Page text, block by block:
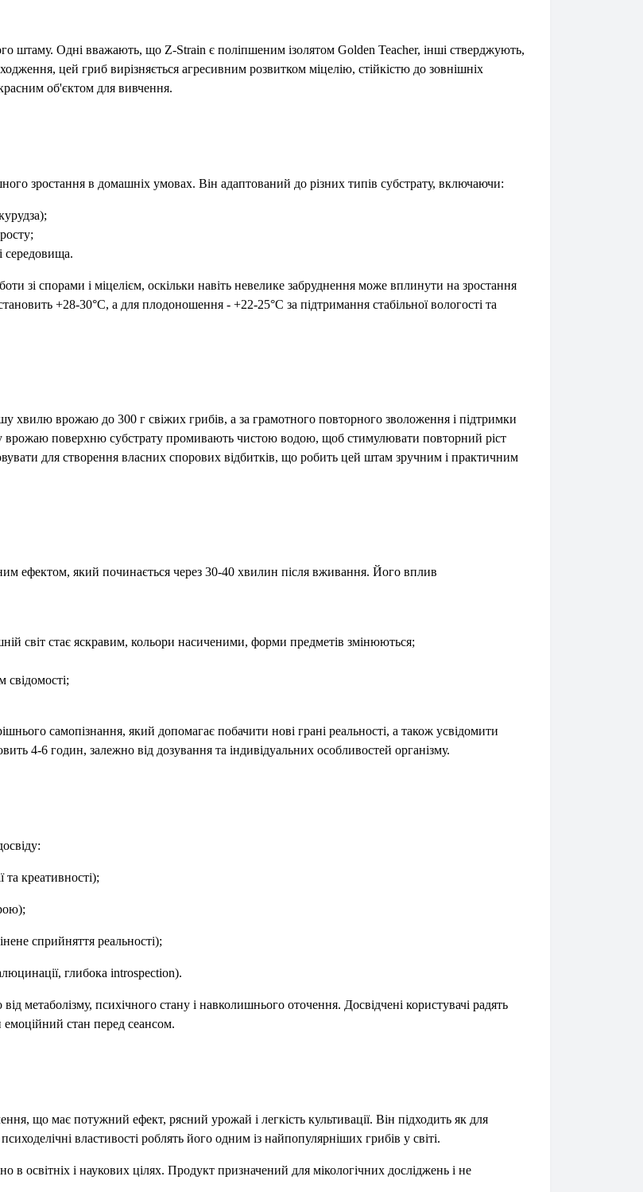
штаму. Одні вважають, що Z-Strain є поліпшеним ізолятом Golden Teacher, інші стверджують,
цей гриб вирізняється агресивним розвитком міцелію, стійкістю до зовнішніх
об'єктом для вивчення.
зростання в домашніх умовах. Він адаптований до різних типів субстрату, включаючи:
середовища.
зі спорами і міцелієм, оскільки навіть невелике забруднення може вплинути на зростання
+28-30°C, а для плодоношення - +22-25°C за підтримання стабільної вологості та
хвилю врожаю до 300 г свіжих грибів, а за грамотного повторного зволоження і підтримки
врожаю поверхню субстрату промивають чистою водою, щоб стимулювати повторний ріст
для створення власних спорових відбитків, що робить цей штам зручним і практичним
ефектом, який починається через 30-40 хвилин після вживання. Його вплив
світ стає яскравим, кольори насиченими, форми предметів змінюються;
свідомості;
самопізнання, який допомагає побачити нові грані реальності, а також усвідомити
4-6 годин, залежно від дозування та індивідуальних особливостей організму.
креативності);
сприйняття реальності);
глибока introspection).
метаболізму, психічного стану і навколишнього оточення. Досвідчені користувачі радять
стан перед сеансом.
що має потужний ефект, рясний урожай і легкість культивації. Він підходить як для
властивості роблять його одним із найпопулярніших грибів у світі.
в освітніх і наукових цілях. Продукт призначений для мікологічних досліджень і не